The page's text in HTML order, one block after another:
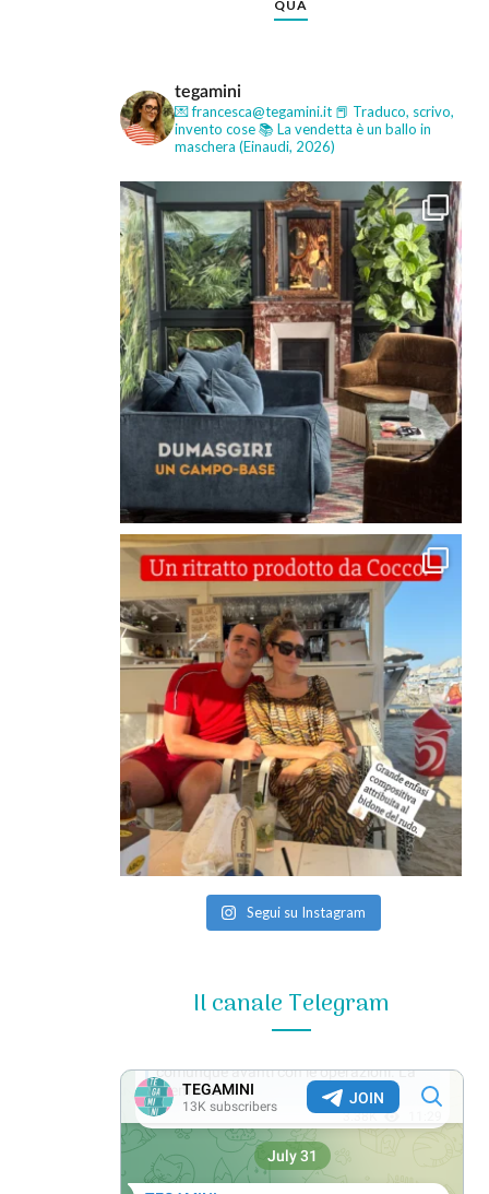
QUA
tegamini
💌 francesca@tegamini.it 📕 Traduco, scrivo,
invento cose📚 La vendetta è un ballo in
maschera (Einaudi, 2026)
Segui su Instagram
Il canale Telegram